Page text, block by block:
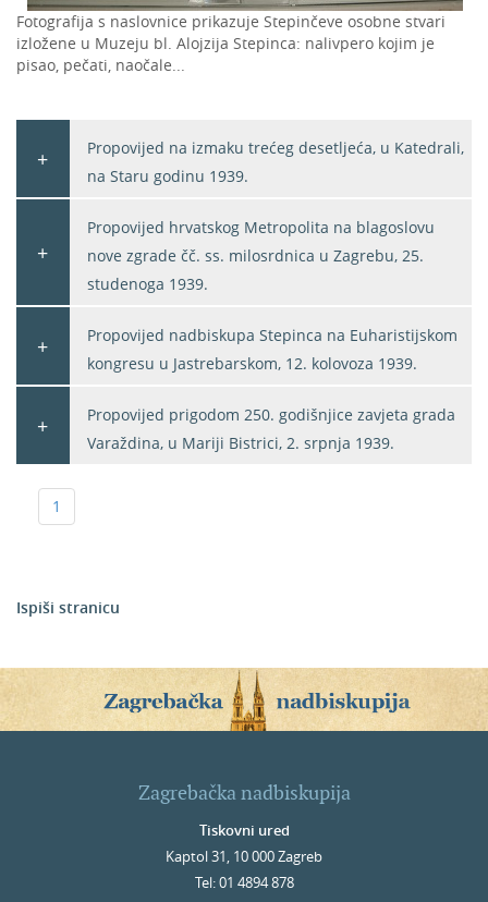
Fotografija s naslovnice prikazuje Stepinčeve osobne stvari
izložene u Muzeju bl. Alojzija Stepinca: nalivpero kojim je
pisao, pečati, naočale...
Propovijed na izmaku trećeg desetljeća, u Katedrali,
na Staru godinu 1939.
Propovijed hrvatskog Metropolita na blagoslovu
nove zgrade čč. ss. milosrdnica u Zagrebu, 25.
studenoga 1939.
Propovijed nadbiskupa Stepinca na Euharistijskom
kongresu u Jastrebarskom, 12. kolovoza 1939.
Propovijed prigodom 250. godišnjice zavjeta grada
Varaždina, u Mariji Bistrici, 2. srpnja 1939.
1
Ispiši stranicu
Zagrebačka nadbiskupija
Tiskovni ured
Kaptol 31, 10 000 Zagreb
Tel: 01 4894 878